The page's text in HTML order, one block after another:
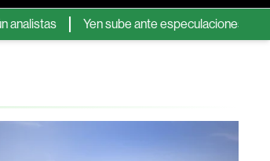
Yen sube ante especulaciones de una nueva